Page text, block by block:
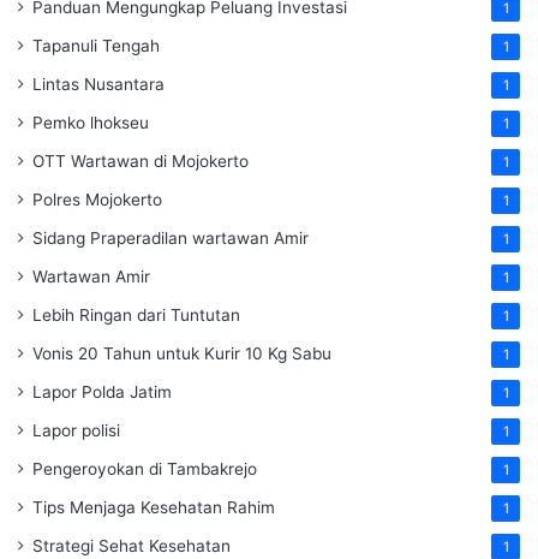
Panduan Mengungkap Peluang Investasi 1
Tapanuli Tengah 1
Lintas Nusantara 1
Pemko lhokseu 1
OTT Wartawan di Mojokerto 1
Polres Mojokerto 1
Sidang Praperadilan wartawan Amir 1
Wartawan Amir 1
Lebih Ringan dari Tuntutan 1
Vonis 20 Tahun untuk Kurir 10 Kg Sabu 1
Lapor Polda Jatim 1
Lapor polisi 1
Pengeroyokan di Tambakrejo 1
Tips Menjaga Kesehatan Rahim 1
Strategi Sehat Kesehatan 1